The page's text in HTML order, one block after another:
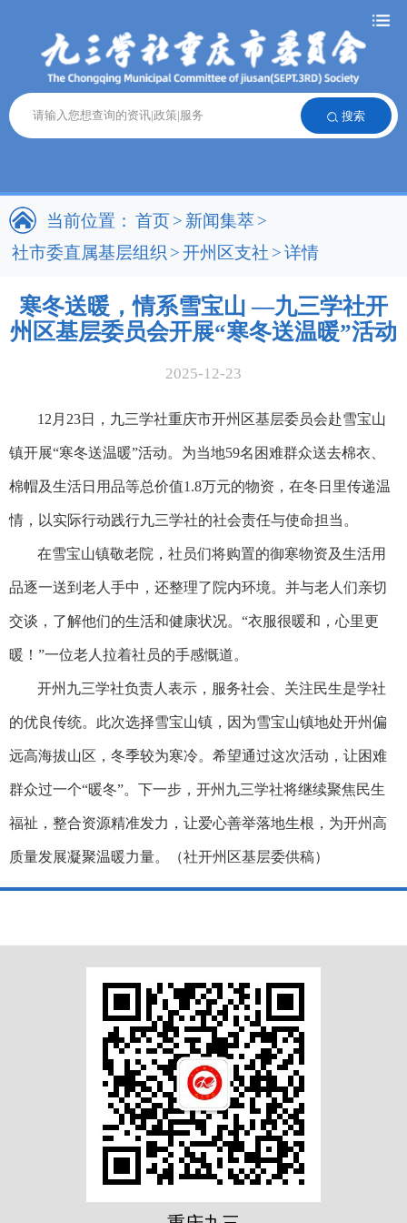
搜索
当前位置： 首页> 新闻集萃>
社市委直属基层组织 >开州区支社 >详情
寒冬送暖，情系雪宝山 —九三学社开
州区基层委员会开展“寒冬送温暖”活动
2025-12-23
12月23日，九三学社重庆市开州区基层委员会赴雪宝山
镇开展“寒冬送温暖”活动。为当地59名困难群众送去棉衣、
棉帽及生活日用品等总价值1.8万元的物资，在冬日里传递温
情，以实际行动践行九三学社的社会责任与使命担当。
在雪宝山镇敬老院，社员们将购置的御寒物资及生活用
品逐一送到老人手中，还整理了院内环境。并与老人们亲切
交谈，了解他们的生活和健康状况。“衣服很暖和，心里更
暖！”一位老人拉着社员的手感慨道。
开州九三学社负责人表示，服务社会、关注民生是学社
的优良传统。此次选择雪宝山镇，因为雪宝山镇地处开州偏
远高海拔山区，冬季较为寒冷。希望通过这次活动，让困难
群众过一个“暖冬”。下一步，开州九三学社将继续聚焦民生
福祉，整合资源精准发力，让爱心善举落地生根，为开州高
质量发展凝聚温暖力量。（社开州区基层委供稿）